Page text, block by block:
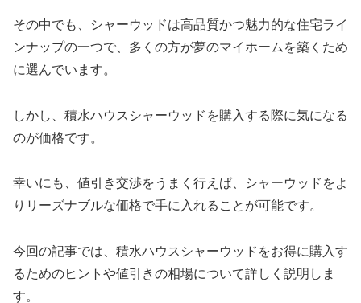
その中でも、シャーウッドは高品質かつ魅力的な住宅ライ
ンナップの一つで、多くの方が夢のマイホームを築くため
に選んでいます。
しかし、積水ハウスシャーウッドを購入する際に気になる
のが価格です。
幸いにも、値引き交渉をうまく行えば、シャーウッドをよ
りリーズナブルな価格で手に入れることが可能です。
今回の記事では、積水ハウスシャーウッドをお得に購入す
るためのヒントや値引きの相場について詳しく説明しま
す。